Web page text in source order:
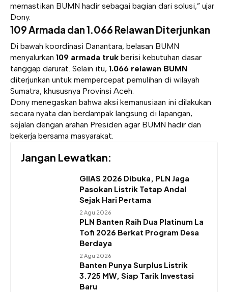
memastikan BUMN hadir sebagai bagian dari solusi,” ujar
Dony.
109 Armada dan 1.066 Relawan Diterjunkan
Di bawah koordinasi Danantara, belasan BUMN
menyalurkan 109 armada truk berisi kebutuhan dasar
tanggap darurat. Selain itu, 1.066 relawan BUMN
diterjunkan untuk mempercepat pemulihan di wilayah
Sumatra, khususnya Provinsi Aceh.
Dony menegaskan bahwa aksi kemanusiaan ini dilakukan
secara nyata dan berdampak langsung di lapangan,
sejalan dengan arahan Presiden agar BUMN hadir dan
bekerja bersama masyarakat.
Jangan Lewatkan:
GIIAS 2026 Dibuka, PLN Jaga
Pasokan Listrik Tetap Andal
Sejak Hari Pertama
2 Agu 2026
PLN Banten Raih Dua Platinum La
Tofi 2026 Berkat Program Desa
Berdaya
2 Agu 2026
Banten Punya Surplus Listrik
3.725 MW, Siap Tarik Investasi
Baru